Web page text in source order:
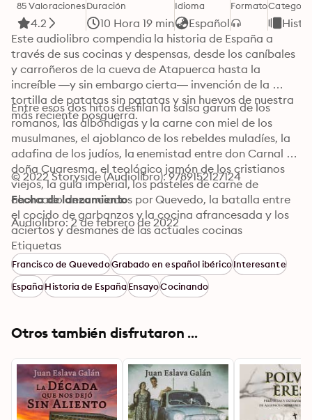
85 Valoraciones
4.2
Duración
10 Hora 19 min
Idioma
Español
Formato
Este audiolibro compendia la historia de España a
través de sus cocinas y despensas, desde los caníbales
y carroñeros de la cueva de Atapuerca hasta la
increíble —y sin embargo cierta— invención de la
tortilla de patatas sin patatas y sin huevos de nuestra
más reciente posguerra.
Entre esos dos hitos desfilan la salsa garum de los
romanos, las albóndigas y la carne con miel de los
musulmanes, el ajoblanco de los rebeldes muladíes, la
adafina de los judíos, la enemistad entre don Carnal y
doña Cuaresma, el teológico jamón de los cristianos
viejos, la gula imperial, los pasteles de carne de
ahorcado denunciados por Quevedo, la batalla entre
el cocido de garbanzos y la cocina afrancesada y los
aciertos y desmanes de las actuales cocinas
autonómicas. Sobre el moviente y variado fondo de
este retablo se va dibujando la constante del hambre
de los desfavorecidos, pobres o hidalgos sin fortuna
que aguzan el ingenio para sacar el vientre del mal
perro, los mesoneros del gato por liebre y otros
trata con la amenidad, ironía y rigor que lo
caracterizan, hasta componer un fresco vivo del
devenir de España a través de sus cocinas.
© 2022 Storyside (Audiolibro): 9789152127124
Fecha de lanzamiento
Audiolibro: 2 de febrero de 2022
Etiquetas
Francisco de QuevedoGrabado en español ibéricoInteresante
EspañaHistoria de EspañaEnsayoCocinando
Otros también disfrutaron ...